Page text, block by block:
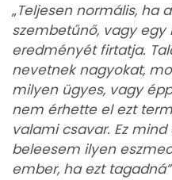
„Teljesen normális, ha
szembetűnő, vagy egy
eredményét firtatja.
nevetnek nagyokat,
milyen ügyes, vagy
nem érhette el ezt
valami csavar. Ez
beleesem ilyen
ember, ha ezt tagadná”